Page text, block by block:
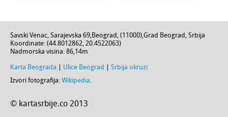
Savski Venac, Sarajevska 69,Beograd, (11000),Grad Beograd, Srbija
Koordinate: (44.8012862, 20.4522063)
Nadmorska visina: 86,14m
Karta Beograda Ulice Beograd
Srbija okruzi
Izvori fotografija: Wikipedia.
© kartasrbije.co 2013